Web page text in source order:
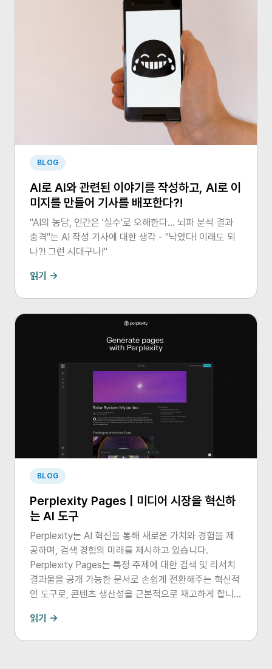
BLOG
AI로 AI와 관련된 이야기를 작성하고, AI로 이
미지를 만들어 기사를 배포한다?!
"AI의 농담, 인간은 '실수'로 오해한다… 뇌파 분석 결과
충격"는 AI 작성 기사에 대한 생각 - "낙였다! 이래도 되
나?! 그런 시대구나!"
읽기 →
BLOG
Perplexity Pages | 미디어 시장을 혁신하
는 AI 도구
Perplexity는 AI 혁신을 통해 새로운 가치와 경험을 제
공하며, 검색 경험의 미래를 제시하고 있습니다.
Perplexity Pages는 특정 주제에 대한 검색 및 리서치
결과물을 공개 가능한 문서로 손쉽게 전환해주는 혁신적
인 도구로, 콘텐츠 생산성을 근본적으로 재고하게 합니
리하며, 다양한 멀티미디어 요소를 활용하여 시각적이고
직관적인 정보를 제공합니다.
읽기 →